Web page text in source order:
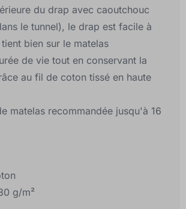
du drap avec caoutchouc
le tunnel), le drap est facile à
bien sur le matelas
de vie tout en conservant la
au fil de coton tissé en haute
matelas recommandée jusqu'à 16
g/m²